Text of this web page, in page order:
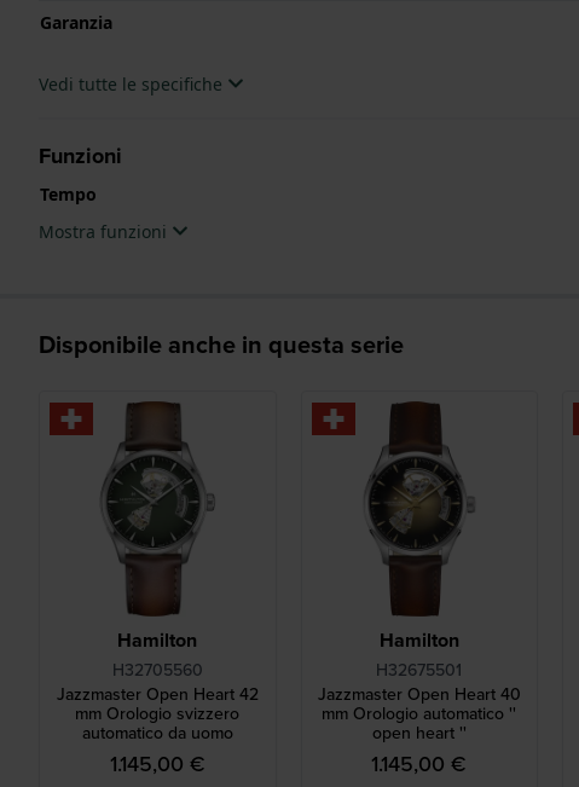
Garanzia
Vedi tutte le specifiche
Funzioni
Tempo
Mostra funzioni
Disponibile anche in questa serie
Hamilton
H32705560
Jazzmaster Open Heart 42
mm Orologio svizzero
automatico da uomo
1.145,00 €
Hamilton
H32675501
Jazzmaster Open Heart 40
mm Orologio automatico ''
open heart ''
1.145,00 €